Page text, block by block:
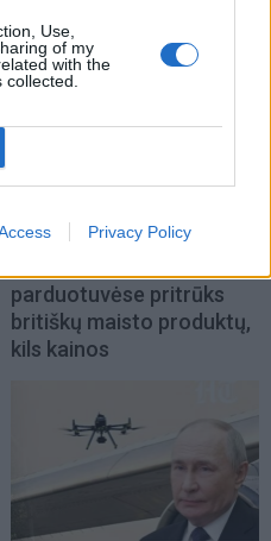
Use,
of my
with the
Privacy Policy
Pasaulis
parduotuvėse pritrūks
britiškų maisto produktų,
kils kainos